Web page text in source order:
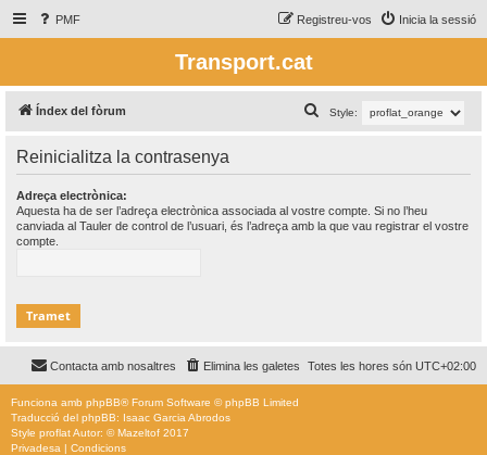
PMF Inicia la sessió
Registreu-vos
Transport.cat
Índex del fòrum Style:
e
a
Reinicialitza la contrasenya
Adreça electrònica:
Aquesta ha de ser l’adreça electrònica associada al vostre compte. Si no l’heu
canviada al Tauler de control de l’usuari, és l’adreça amb la que vau registrar el vostre
compte.
Totes les hores són UTC+02:00
Elimina les galetes
Contacta amb nosaltres
Funciona amb phpBB® Forum Software © phpBB Limited
Traducció del phpBB: Isaac Garcia Abrodos
Style proflatAutor: ©Mazeltof 2017
Privadesa | Condicions